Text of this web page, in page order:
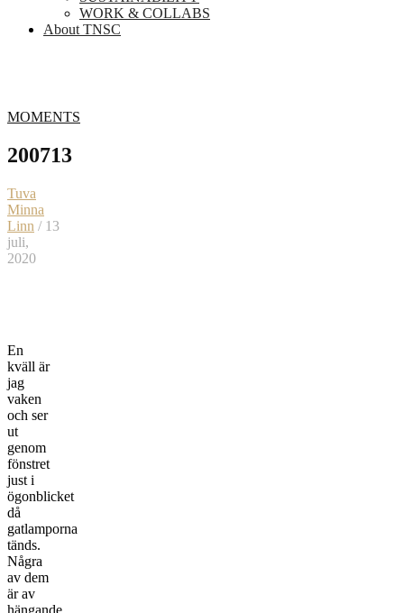
WORK & COLLABS
About TNSC
MOMENTS
200713
Tuva
Minna
Linn / 13
juli,
2020
En
kväll är
jag
vaken
och ser
ut
genom
fönstret
just i
ögonblicket
då
gatlamporna
tänds.
Några
av dem
är av
hängande